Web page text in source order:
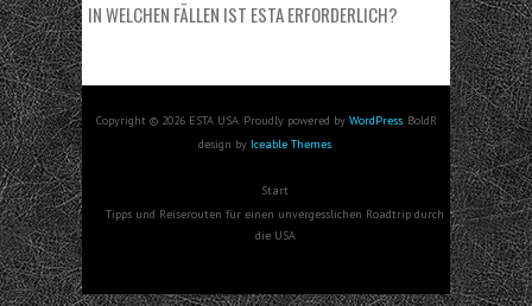
IN WELCHEN FÄLLEN IST ESTA ERFORDERLICH?
Copyright © 2026 ESTA USA. Proudly powered by WordPress. BoldR
design by Iceable Themes.
Start
Tipps und Reiserouten für einen unvergesslichen Roadtrip durch
die USA